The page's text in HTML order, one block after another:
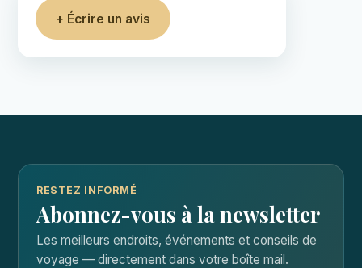
+ Écrire un avis
RESTEZ INFORMÉ
Abonnez-vous à la newsletter
Les meilleurs endroits, événements et conseils de
voyage — directement dans votre boîte mail.